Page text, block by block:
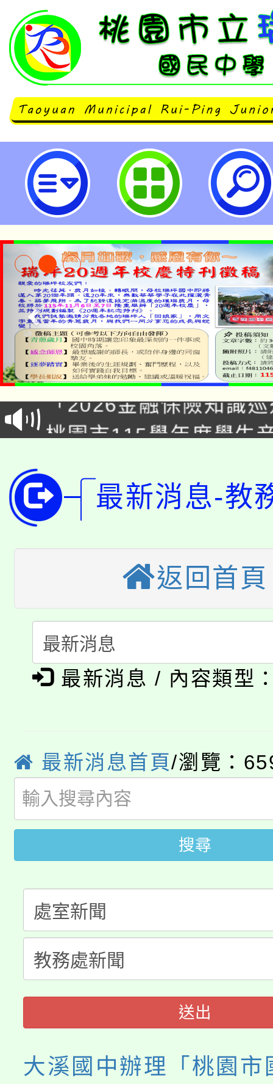
大溪國中辦理「桃園市國民中小學
師專業能力增能研習」-桃園市立
公告本校115學年度第
代理(課)教師甄選結果(
車」活動
桃園市115學年度學生
代理(課)教師甄選結果(
公告本校115學年度第
代理(課)教師甄選結果(
轉知中國文化大學推廣
《TA101》溝通分析基
程，歡迎學生輔導中心
心理、諮商輔導、社會
系所師生報名參加。
轉知苗栗縣政府辦理
縣市「校園短影音徵
門員」簡章及活動海報
踴躍報名參加。
桃園市115學年度學生
要點
「桃園市補助參觀特色
展演活動實施計畫」
115年度「教育部表揚
義教育推展貢獻獎」
公告本校115學年度第
生本土語及新住民語歌
公告本校115學年度第
代理(課)教師甄選結果(
公告本校115學年度第
代理(課)教師甄選結果(
轉知中國文化大學推廣
《TA101》溝通分析基
程，歡迎學生輔導中心
心理、諮商輔導、社會
系所師生報名參加。
轉知苗栗縣政府辦理
縣市「校園短影音徵選
門員」簡章及活動海報
踴躍報名參加。
桃園市115學年度學生
要點
「桃園市補助參觀特色
展演活動實施計畫」
115年度「教育部表揚
義教育推展貢獻獎」
最新消息-教
返回首頁
最新消息 / 內容類型
最新消息首頁/瀏覽：
搜尋
送出
大溪國中辦理「桃園市